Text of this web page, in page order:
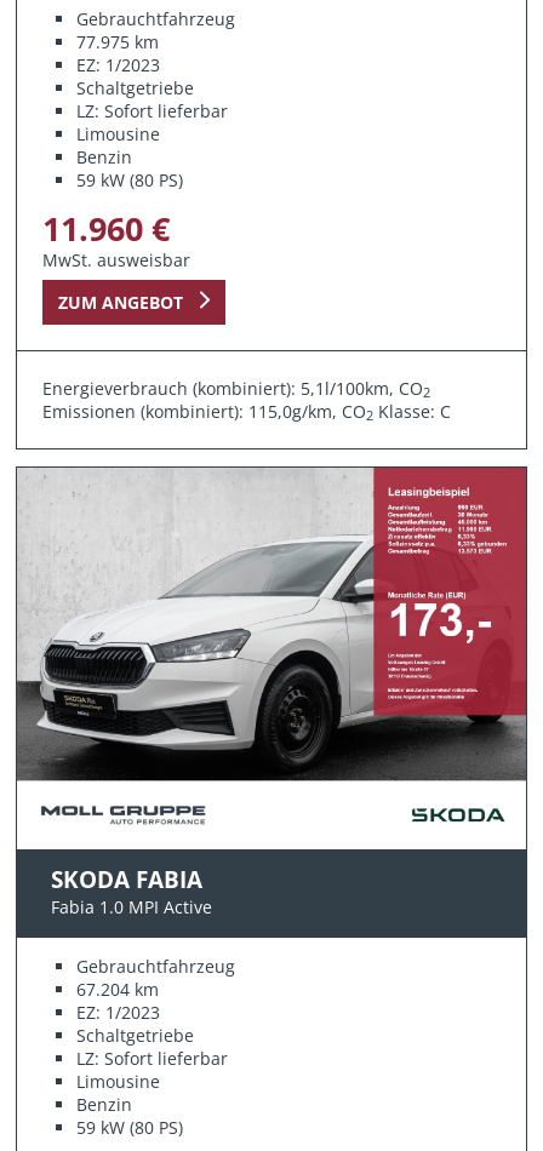
Gebrauchtfahrzeug
77.975 km
EZ: 1/2023
Schaltgetriebe
LZ: Sofort lieferbar
Limousine
Benzin
59 kW (80 PS)
11.960 €
MwSt. ausweisbar
ZUM ANGEBOT
Energieverbrauch (kombiniert): 5,1l/100km, CO2
Emissionen (kombiniert): 115,0g/km, CO2 Klasse: C
SKODA FABIA
Fabia 1.0 MPI Active
Gebrauchtfahrzeug
67.204 km
EZ: 1/2023
Schaltgetriebe
LZ: Sofort lieferbar
Limousine
Benzin
59 kW (80 PS)